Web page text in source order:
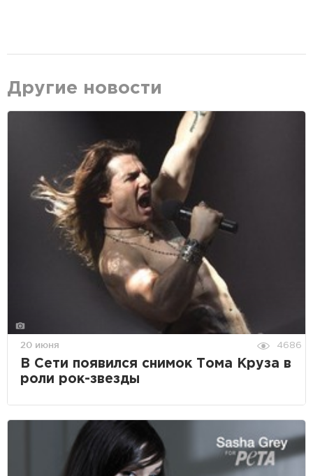
Другие новости
20 июня 4686
В Сети появился снимок Тома Круза в
роли рок-звезды